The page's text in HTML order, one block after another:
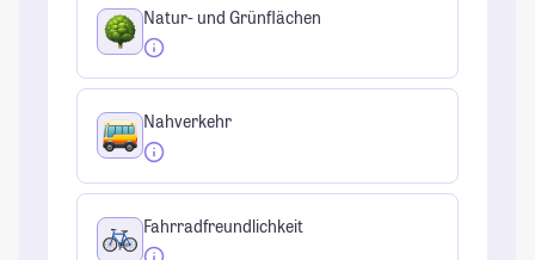
Natur- und Grünflächen
Nahverkehr
Fahrradfreundlichkeit